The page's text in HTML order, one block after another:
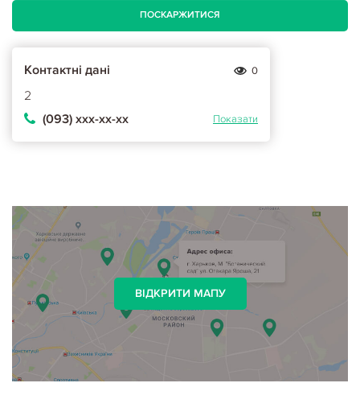
ПОСКАРЖИТИСЯ
Контактні дані 0
2
(093) ххх-хх-хх
Показати
ВІДКРИТИ МАПУ